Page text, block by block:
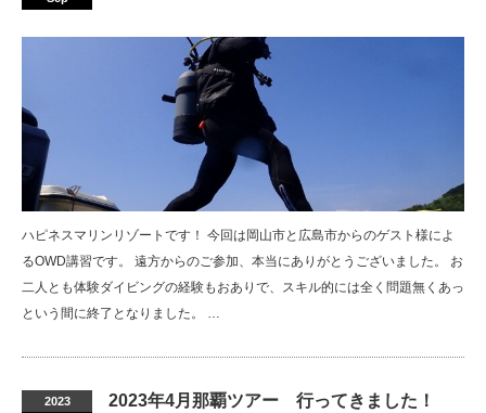
ハピネスマリンリゾートです！ 今回は岡山市と広島市からのゲスト様によ
るOWD講習です。 遠方からのご参加、本当にありがとうございました。 お
二人とも体験ダイビングの経験もおありで、スキル的には全く問題無くあっ
という間に終了となりました。 …
2023 2023年4月那覇ツアー 行ってきました！